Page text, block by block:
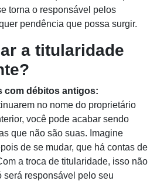
torna o responsável pelos
pendência que possa surgir.
a titularidade
com débitos antigos:
no nome do proprietário
você pode acabar sendo
que não são suas. Imagine
de se mudar, que há contas de
a troca de titularidade, isso não
será responsável pelo seu